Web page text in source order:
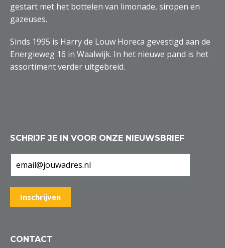
gestart met het bottelen van limonade, siropen en
gazeuses.
Sinds 1995 is Harry de Louw Horeca gevestigd aan de
Energieweg 16 in Waalwijk. In het nieuwe pand is het
assortiment verder uitgebreid.
SCHRIJF JE IN VOOR ONZE NIEUWSBRIEF
CONTACT